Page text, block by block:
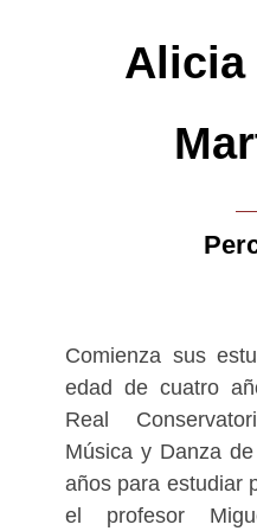
Alicia
Comienza sus
edad de cuatro
Real
Música y Danza
años para estudiar
el profesor